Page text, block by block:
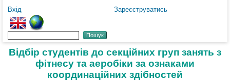
Вхід Зареєструватись
Відбір студентів до секційних груп занять з
фітнесу та аеробіки за ознаками
координаційних здібностей